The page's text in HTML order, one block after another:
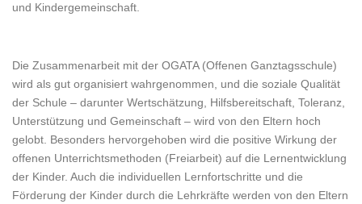
und Kindergemeinschaft.
Die Zusammenarbeit mit der OGATA (Offenen Ganztagsschule)
wird als gut organisiert wahrgenommen, und die soziale Qualität
der Schule – darunter Wertschätzung, Hilfsbereitschaft, Toleranz,
Unterstützung und Gemeinschaft – wird von den Eltern hoch
gelobt. Besonders hervorgehoben wird die positive Wirkung der
offenen Unterrichtsmethoden (Freiarbeit) auf die Lernentwicklung
der Kinder. Auch die individuellen Lernfortschritte und die
Förderung der Kinder durch die Lehrkräfte werden von den Eltern